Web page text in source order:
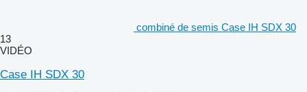
combiné de semis Case IH SDX 30
13
VIDÉO
Case IH SDX 30